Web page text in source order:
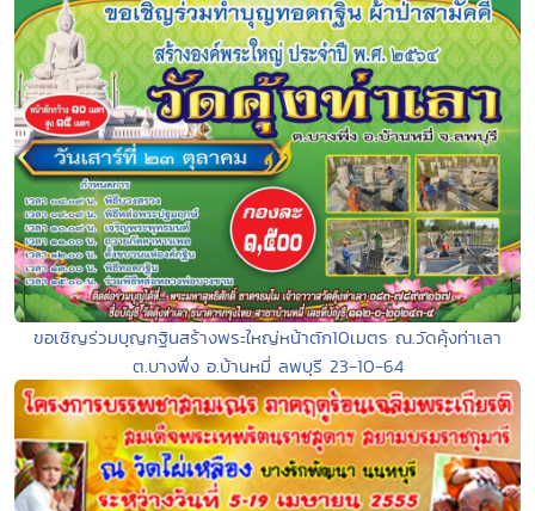
ขอเชิญร่วมบุญกฐินสร้างพระใหญ่หน้าตัก10เมตร ณ.วัดคุ้งท่าเลา
ต.บางพึ่ง อ.บ้านหมี่ ลพบุรี 23-10-64